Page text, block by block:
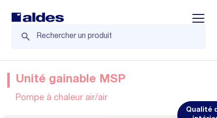
Qualité
Unité gainable MSP
Pompe à chaleur air/air